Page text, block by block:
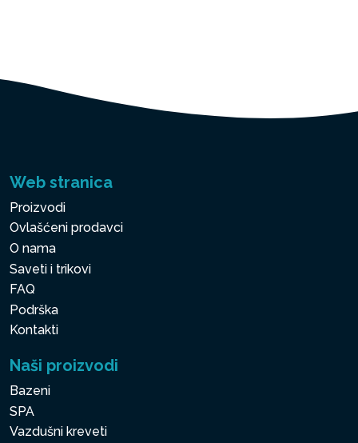
Web stranica
Proizvodi
Ovlašćeni prodavci
O nama
Saveti i trikovi
FAQ
Podrška
Kontakti
Naši proizvodi
Bazeni
SPA
Vazdušni kreveti